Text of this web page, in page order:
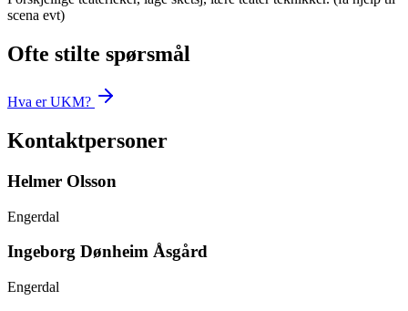
scena evt)
Ofte stilte spørsmål
Hva er UKM?
Kontaktpersoner
Helmer Olsson
Engerdal
Ingeborg Dønheim Åsgård
Engerdal